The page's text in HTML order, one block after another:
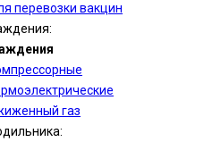
перевозки вакцин
газ